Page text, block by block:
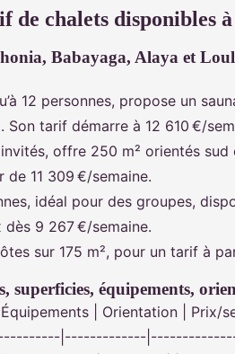
de chalets disponibles
Babayaga, Alaya et
12 personnes, propose un
tarif démarre à 12 610 €/
offre 250 m² orientés
11 309 €/semaine.
idéal pour des groupes,
9 267 €/semaine.
sur 175 m², pour un tarif à
superficies, équipements,
Équipements | Orientation |
|-------------